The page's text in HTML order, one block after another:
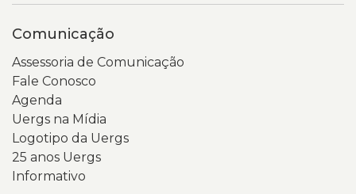
fundo
imagem
é
cinza-
claro
e
desfocado,
destacando
diferentes
como
indicadores,
pessoal,
PDI,
relatórios
e
demonstrativos.
Comunicação
Assessoria de Comunicação
Fale Conosco
Agenda
Uergs na Mídia
Logotipo da Uergs
25 anos Uergs
Informativo